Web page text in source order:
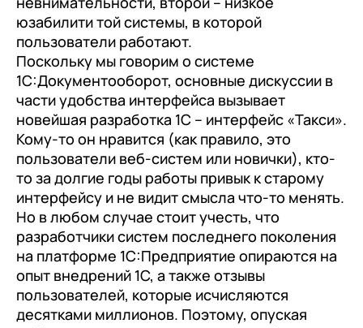
юзабилити той системы, в которой
пользователи работают.
Поскольку мы говорим о системе
1С:Документооборот, основные дискуссии в
части удобства интерфейса вызывает
новейшая разработка 1С – интерфейс «Такси».
Кому-то он нравится (как правило, это
пользователи веб-систем или новички), кто-
то за долгие годы работы привык к старому
интерфейсу и не видит смысла что-то менять.
Но в любом случае стоит учесть, что
разработчики систем последнего поколения
на платформе 1С:Предприятие опираются на
опыт внедрений 1С, а также отзывы
пользователей, которые исчисляются
десятками миллионов. Поэтому, опуская
1С:Аналитика
Управление взаимоотношениями
с клиентами (CRM)
1С:CRM
Лицензии 1С
Сервисы 1С
1С-ЭДО
1С:Контрагент
1С-Отчетность
1С:Фреш
Доки 1С